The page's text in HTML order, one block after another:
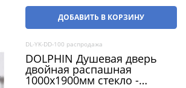
ДОБАВИТЬ В КОРЗИНУ
DL-YK-DD-100 распродажа
DOLPHIN Душевая дверь
двойная распашная
1000х1900мм стекло -